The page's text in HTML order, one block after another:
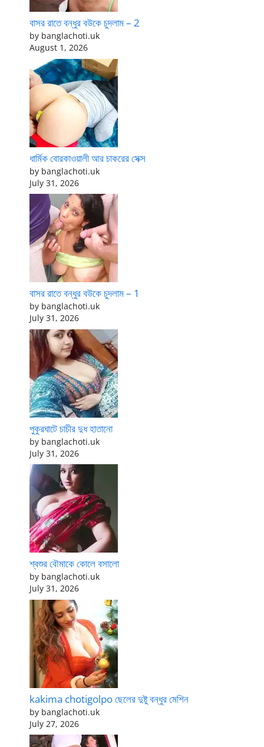
বাসর রাতে বন্ধুর বউকে চুদলাম – 2
by banglachoti.uk
August 1, 2026
ধার্মিক বোরকাওয়ালী আর চাকরের সেক্স
by banglachoti.uk
July 31, 2026
বাসর রাতে বন্ধুর বউকে চুদলাম – 1
by banglachoti.uk
July 31, 2026
পুকুরঘাটে চাচীর দুধ হাতানো
by banglachoti.uk
July 31, 2026
শ্বশুর বৌমাকে কোলে বসালো
by banglachoti.uk
July 31, 2026
kakima chotigolpo ছেলের দুষ্টু বন্ধুর মেশিন
by banglachoti.uk
July 27, 2026